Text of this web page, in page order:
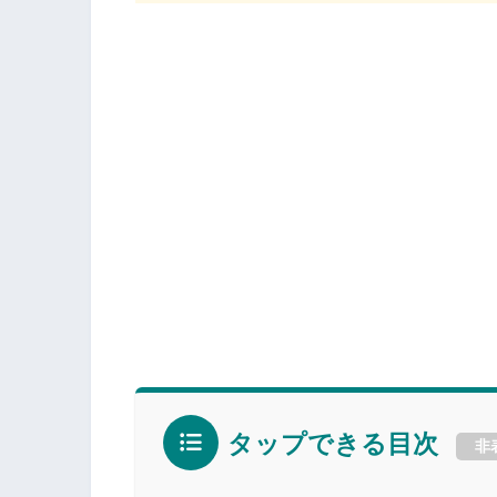
タップできる目次 非